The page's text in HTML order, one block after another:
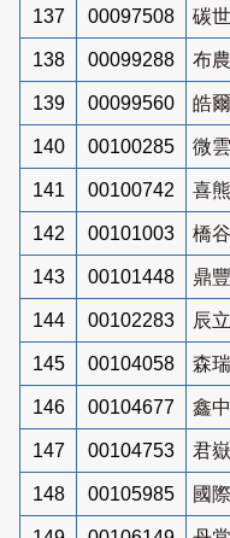
137 00097508 碳
138 00099288 布
139 00099560 皓
140 00100285 微
141 00100742 喜
142 00101003 橋
143 00101448 鼎
144 00102283 辰
145 00104058 森
146 00104677 鑫
147 00104753 君
148 00105985 國